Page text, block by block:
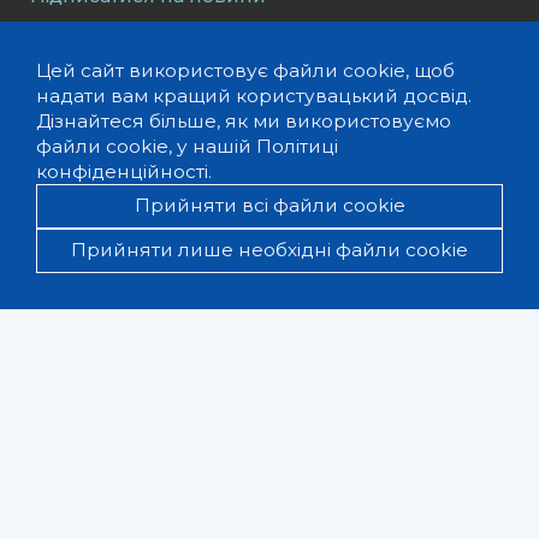
Цей сайт використовує файли cookie, щоб
надати вам кращий користувацький досвід.
Дізнайтеся більше, як ми використовуємо
файли cookie, у нашій Політиці
конфіденційності.
Прийняти всі файли cookie
Прийняти лише необхідні файли cookie
›
Про нас
Наша команда
Вакансії
Місія та цінності
Наші компетенції
Річні звіти
Можливості
Події
Тендери
Заяви
Дослідження
Ukrainian Media and Society